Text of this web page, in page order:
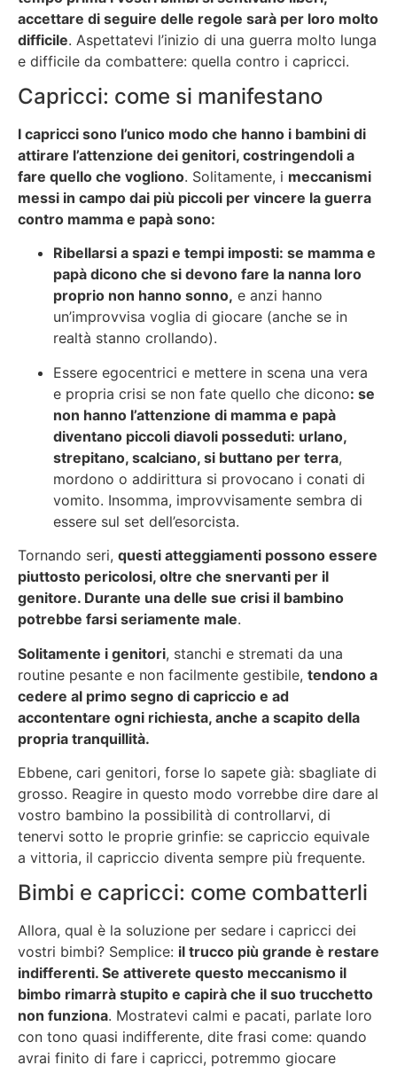
accettare di seguire delle regole sarà per loro molto
difficile. Aspettatevi l’inizio di una guerra molto lunga
e difficile da combattere: quella contro i capricci.
Capricci: come si manifestano
I capricci sono l’unico modo che hanno i bambini di
attirare l’attenzione dei genitori, costringendoli a
fare quello che vogliono. Solitamente, i meccanismi
messi in campo dai più piccoli per vincere la guerra
contro mamma e papà sono:
Ribellarsi a spazi e tempi imposti: se mamma e
papà dicono che si devono fare la nanna loro
proprio non hanno sonno, e anzi hanno
un’improvvisa voglia di giocare (anche se in
realtà stanno crollando).
Essere egocentrici e mettere in scena una vera
e propria crisi se non fate quello che dicono: se
non hanno l’attenzione di mamma e papà
diventano piccoli diavoli posseduti: urlano,
strepitano, scalciano, si buttano per terra,
mordono o addirittura si provocano i conati di
vomito. Insomma, improvvisamente sembra di
essere sul set dell’esorcista.
Tornando seri, questi atteggiamenti possono essere
piuttosto pericolosi, oltre che snervanti per il
genitore. Durante una delle sue crisi il bambino
potrebbe farsi seriamente male.
Solitamente i genitori, stanchi e stremati da una
routine pesante e non facilmente gestibile, tendono a
cedere al primo segno di capriccio e ad
accontentare ogni richiesta, anche a scapito della
propria tranquillità.
Ebbene, cari genitori, forse lo sapete già: sbagliate di
grosso. Reagire in questo modo vorrebbe dire dare al
vostro bambino la possibilità di controllarvi, di
tenervi sotto le proprie grinfie: se capriccio equivale
a vittoria, il capriccio diventa sempre più frequente.
Bimbi e capricci: come combatterli
Allora, qual è la soluzione per sedare i capricci dei
vostri bimbi? Semplice: il trucco più grande è restare
indifferenti. Se attiverete questo meccanismo il
bimbo rimarrà stupito e capirà che il suo trucchetto
non funziona. Mostratevi calmi e pacati, parlate loro
con tono quasi indifferente, dite frasi come: quando
avrai finito di fare i capricci, potremmo giocare